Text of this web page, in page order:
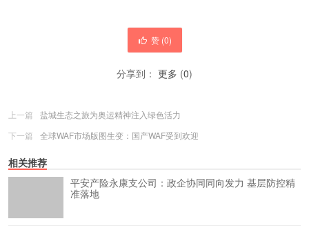
赞 (0)
分享到： 更多 (0)
上一篇
盐城生态之旅为奥运精神注入绿色活力
下一篇
全球WAF市场版图生变：国产WAF受到欢迎
相关推荐
平安产险永康支公司：政企协同同向发力 基层防控精
准落地